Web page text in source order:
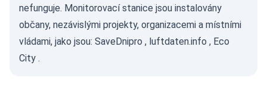
nefunguje. Monitorovací stanice jsou instalovány
občany, nezávislými projekty, organizacemi a místními
vládami, jako jsou: SaveDnipro , luftdaten.info , Eco
City .